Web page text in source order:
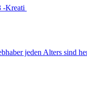
-Kreati
jeden Alters sind